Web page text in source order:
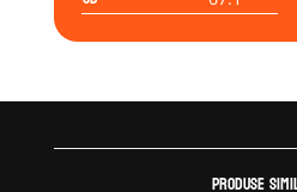
Produse